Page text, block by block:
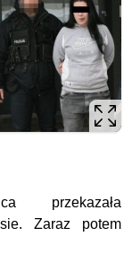
przekazała
Zaraz potem